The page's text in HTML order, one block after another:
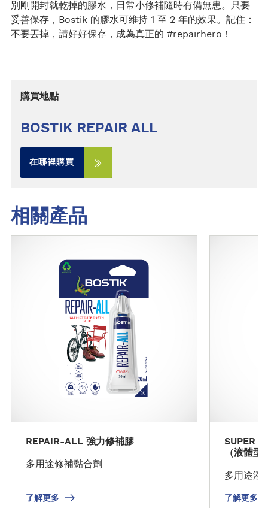
別剛開封就乾掉的膠水，日常小修補隨時有備無患。只要
妥善保存，Bostik 的膠水可維持 1 至 2 年的效果。記住：
不要丟掉，請好好保存，成為真正的 #repairhero！
購買地點
BOSTIK REPAIR ALL
在哪裡購買
相關產品
REPAIR-ALL 強力修補膠
多用途修補黏合劑
了解更多
SUPER
（液體型
多用途液
了解更多